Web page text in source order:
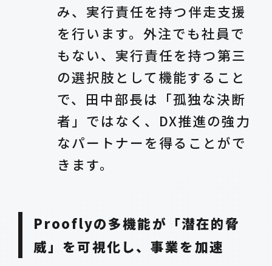
み、実行責任を持つ伴走支援
を行います。外注でも社員で
もない、実行責任を持つ第三
の選択肢として機能すること
で、田中部長は「孤独な決断
者」ではなく、DX推進の強力
なパートナーを得ることがで
きます。
Prooflyの多機能が「潜在的脅
威」を可視化し、事業を加速